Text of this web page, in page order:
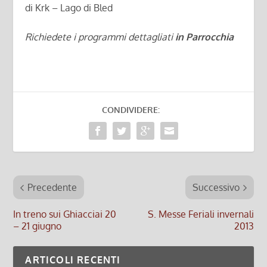
di Krk – Lago di Bled
Richiedete i programmi dettagliatiin Parrocchia
CONDIVIDERE:
Precedente
In treno sui Ghiacciai 20
– 21 giugno
Successivo
S. Messe Feriali invernali
2013
ARTICOLI RECENTI